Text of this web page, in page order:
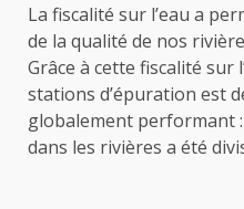
La fiscalité sur l’eau a
de la qualité de nos
Grâce à cette fiscalité sur
stations d’épuration est
globalement performant
dans les rivières a été